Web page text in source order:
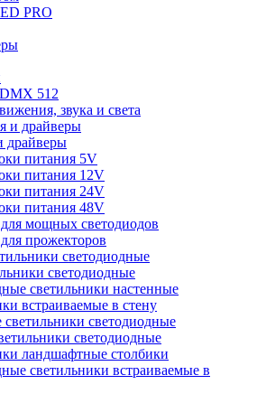
PRO
512
звука и света
драйверы
питания 5V
питания 12V
питания 24V
питания 48V
мощных светодиодов
прожекторов
светодиодные
светильники настенные
встраиваемые в стену
светодиодные
ландшафтные столбики
светильники встраиваемые в